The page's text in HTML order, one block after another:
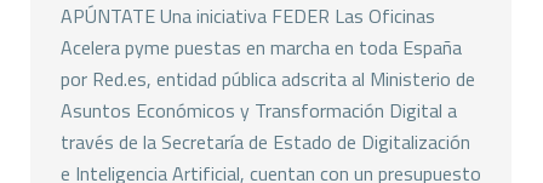
APÚNTATE Una iniciativa FEDER Las Oficinas
Acelera pyme puestas en marcha en toda España
por Red.es, entidad pública adscrita al Ministerio de
Asuntos Económicos y Transformación Digital a
través de la Secretaría de Estado de Digitalización
e Inteligencia Artificial, cuentan con un presupuesto